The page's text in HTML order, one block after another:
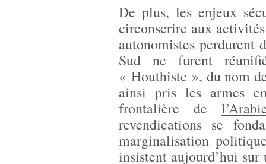
De plus, les enjeux
circonscrire aux
autonomistes perdurent
Sud ne furent
« Houthiste », du nom
ainsi pris les armes
frontalière de
revendications se
marginalisation
insistent aujourd’hui